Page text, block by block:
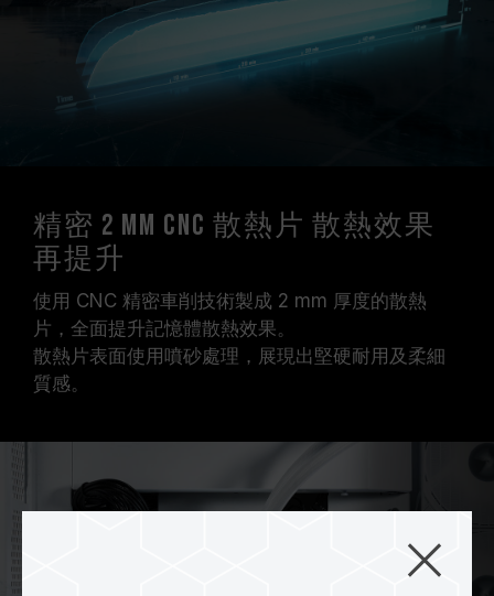
精密 2 mm CNC 散熱片 散熱效果
再提升
使用 CNC 精密車削技術製成 2 mm 厚度的散熱
片，全面提升記憶體散熱效果。
散熱片表面使用噴砂處理，展現出堅硬耐用及柔細
質感。